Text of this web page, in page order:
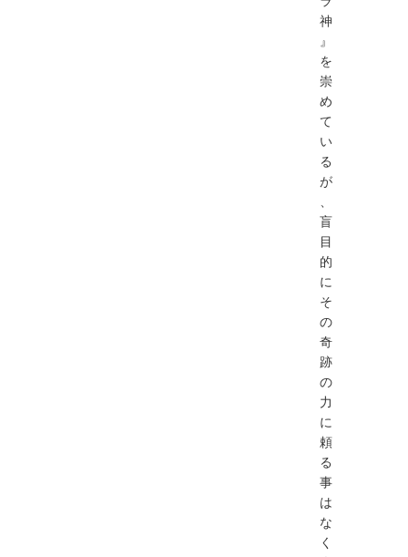
神
』
を
崇
め
て
い
る
が
、
盲
目
的
に
そ
の
奇
跡
の
力
に
頼
る
事
は
な
く